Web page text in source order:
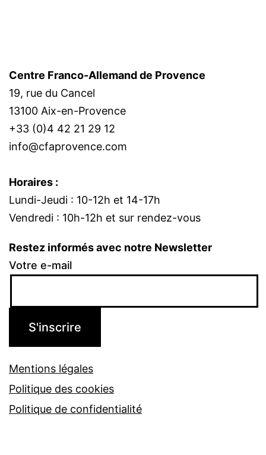
Centre Franco-Allemand de Provence
19, rue du Cancel
13100 Aix-en-Provence
+33 (0)4 42 21 29 12
info@cfaprovence.com
Horaires :
Lundi-Jeudi : 10-12h et 14-17h
Vendredi : 10h-12h et sur rendez-vous
Restez informés avec notre Newsletter
Votre e-mail
Mentions légales
Politique des cookies
Politique de confidentialité